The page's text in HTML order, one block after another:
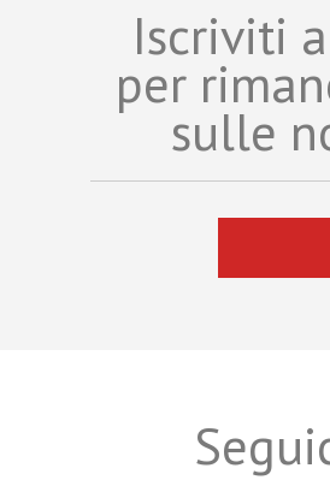
Iscriviti
per
sulle